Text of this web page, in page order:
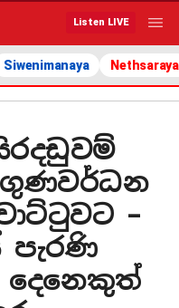
Listen LIVE
Siwenimanaya Nethsaraya
–
පැරණි